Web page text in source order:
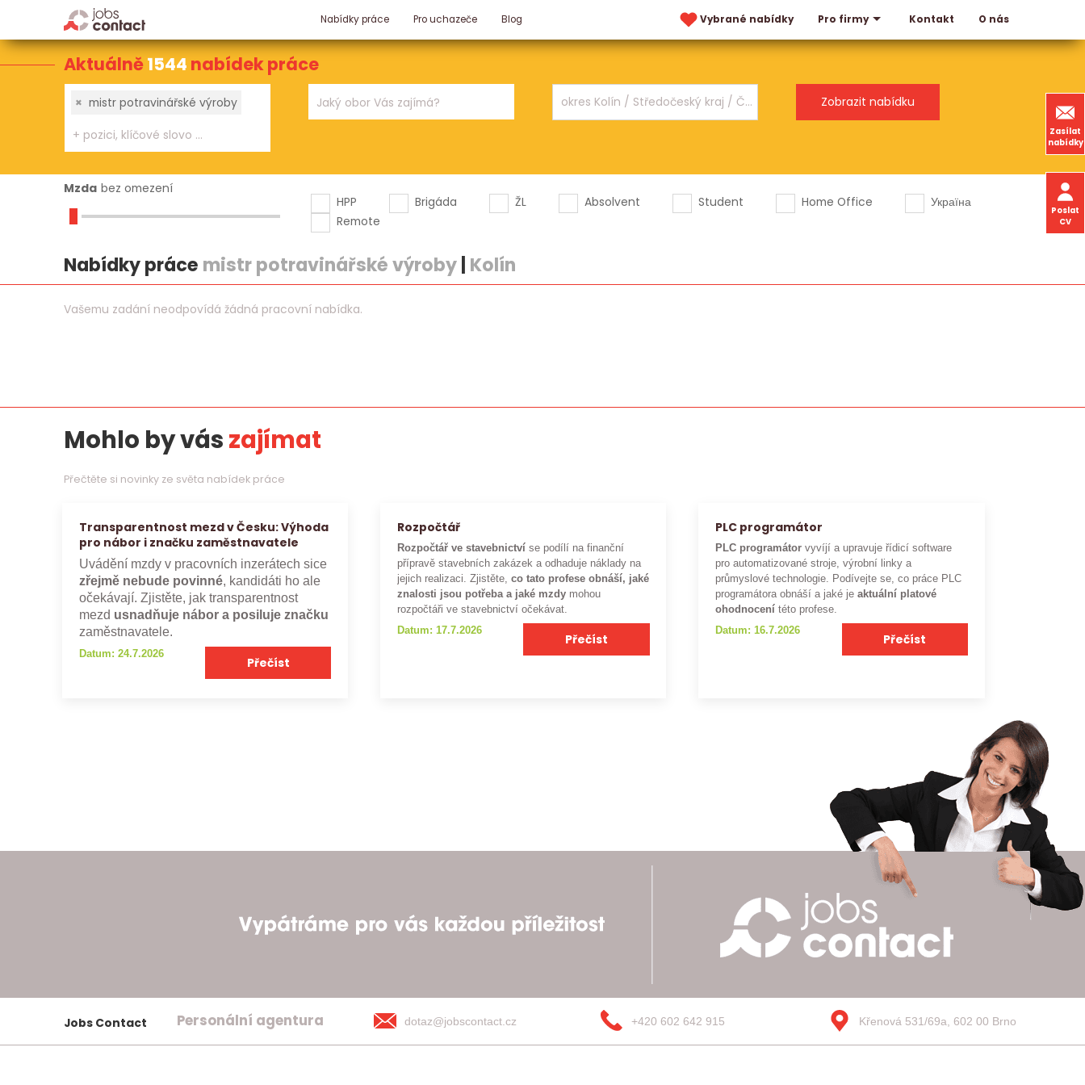
Nabídky práce Pro uchazeče Blog Vybrané nabídky Pro firmy Kontakt O nás
Zasílat
nabídky
Poslat
CV
Aktuálně1544 nabídek práce
× mistr potravinářské výroby
Mzda bez omezení
HPP
Brigáda ŽL Absolvent Student Home Office
Україна
Remote
Nabídky práce mistr potravinářské výroby| Kolín
Vašemu zadání neodpovídá žádná pracovní nabídka.
Mohlo by vászajímat
Přečtěte si novinky ze světa nabídek práce
Transparentnost mezd v Česku: Výhoda
pro nábor i značku zaměstnavatele
Uvádění mzdy v pracovních inzerátech sice
zřejmě nebude povinné, kandidáti ho ale
očekávají. Zjistěte, jak transparentnost
mezd usnadňuje nábor a posiluje značku
zaměstnavatele.
Datum: 24.7.2026
Přečíst
Rozpočtář
Rozpočtář ve stavebnictví se podílí na finanční
přípravě stavebních zakázek a odhaduje náklady na
jejich realizaci. Zjistěte,co tato profese obnáší, jaké
znalosti jsou potřeba a jaké mzdy mohou
rozpočtáři ve stavebnictví očekávat.
Datum: 17.7.2026
Přečíst
PLC programátor
PLC programátor vyvíjí a upravuje řídicí software
pro automatizované stroje, výrobní linky a
průmyslové technologie. Podívejte se, co práce PLC
programátora obnáší a jaké je aktuální platové
ohodnocení této profese.
Datum: 16.7.2026
Přečíst
Jobs Contact Personální agentura dotaz@jobscontact.cz +420 602 642 915 Křenová 531/69a, 602 00 Brno